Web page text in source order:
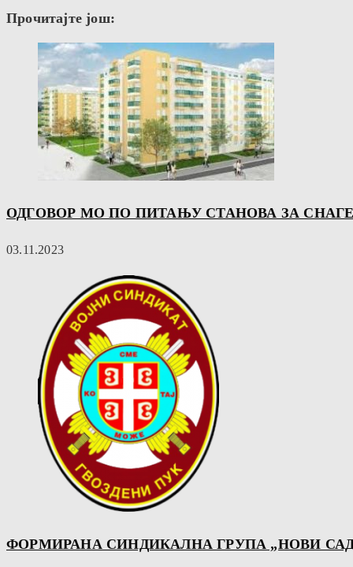
Прочитајте још:
ОДГОВОР МО ПО ПИТАЊУ СТАНОВА ЗА
03.11.2023
ФОРМИРАНА СИНДИКАЛНА ГРУПА „НОВИ